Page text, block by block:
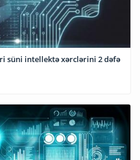
süni intellektə xərclərini 2 dəfə